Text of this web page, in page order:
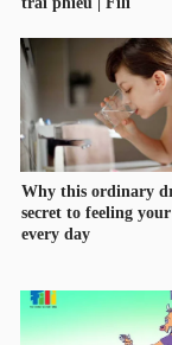
DỊCH
VỤ
THÔNG